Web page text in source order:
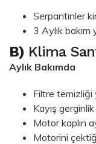
Serpantinler
3 Aylık bakım
B) Klima
Aylık Bakımda
Filtre temizliği
Kayış
Motor kaplın
Motorini